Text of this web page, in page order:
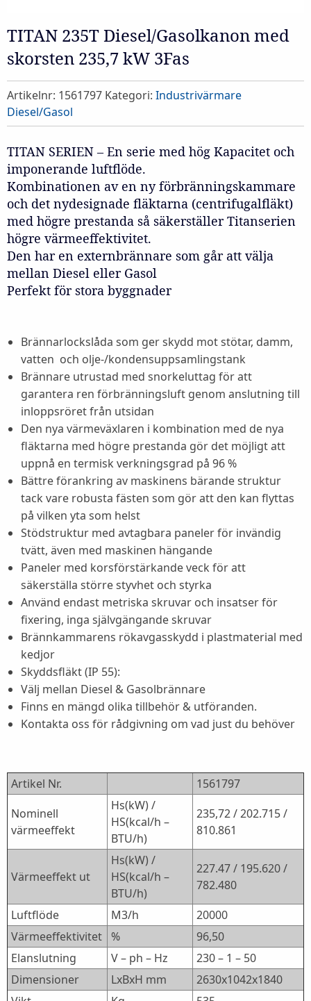
TITAN 235T Diesel/Gasolkanon med
skorsten 235,7 kW 3Fas
Artikelnr: 1561797 Kategori: Industrivärmare
Diesel/Gasol
TITAN SERIEN – En serie med hög Kapacitet och
imponerande luftflöde.
Kombinationen av en ny förbränningskammare
och det nydesignade fläktarna (centrifugalfläkt)
med högre prestanda så säkerställer Titanserien
högre värmeeffektivitet.
Den har en externbrännare som går att välja
mellan Diesel eller Gasol
Perfekt för stora byggnader
Brännarlockslåda som ger skydd mot stötar, damm,
vatten och olje-/kondensuppsamlingstank
Brännare utrustad med snorkeluttag för att
garantera ren förbränningsluft genom anslutning till
inloppsröret från utsidan
Den nya värmeväxlaren i kombination med de nya
fläktarna med högre prestanda gör det möjligt att
uppnå en termisk verkningsgrad på 96 %
Bättre förankring av maskinens bärande struktur
tack vare robusta fästen som gör att den kan flyttas
på vilken yta som helst
Stödstruktur med avtagbara paneler för invändig
tvätt, även med maskinen hängande
Paneler med korsförstärkande veck för att
säkerställa större styvhet och styrka
Använd endast metriska skruvar och insatser för
fixering, inga självgängande skruvar
Brännkammarens rökavgasskydd i plastmaterial med
kedjor
Skyddsfläkt (IP 55):
Välj mellan Diesel & Gasolbrännare
Finns en mängd olika tillbehör & utföranden.
Kontakta oss för rådgivning om vad just du behöver
Artikel Nr.
1561797
Nominell
värmeeffekt
Hs(kW) /
HS(kcal/h –
BTU/h)
235,72 / 202.715 /
810.861
Värmeeffekt ut
Hs(kW) /
HS(kcal/h –
BTU/h)
227.47 / 195.620 /
782.480
Luftflöde
M3/h
20000
Värmeeffektivitet %
96,50
Elanslutning
V – ph – Hz
230 – 1 – 50
Dimensioner
LxBxH mm
2630x1042x1840